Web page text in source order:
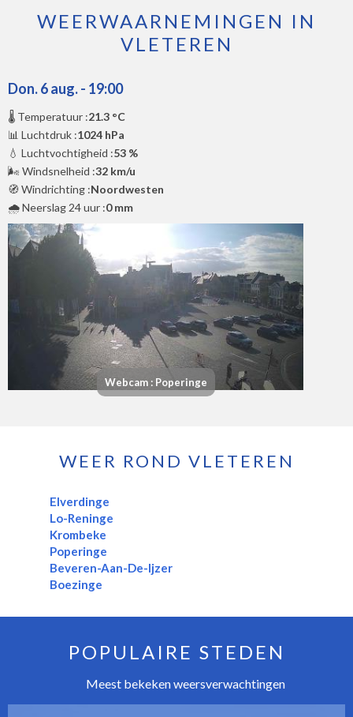
WEERWAARNEMINGEN IN
VLETEREN
Don. 6 aug. - 19:00
🌡️ Temperatuur :21.3 °C
📊 Luchtdruk :1024 hPa
💧 Luchtvochtigheid :53 %
🌬️ Windsnelheid :32 km/u
🧭 Windrichting :Noordwesten
🌧️ Neerslag 24 uur :0 mm
Webcam : Poperinge
WEER ROND VLETEREN
Elverdinge
Lo-Reninge
Krombeke
Poperinge
Beveren-Aan-De-Ijzer
Boezinge
POPULAIRE STEDEN
Meest bekeken weersverwachtingen